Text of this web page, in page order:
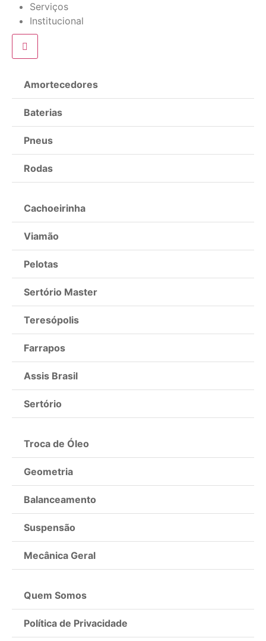
Serviços
Institucional
Amortecedores
Baterias
Pneus
Rodas
Cachoeirinha
Viamão
Pelotas
Sertório Master
Teresópolis
Farrapos
Assis Brasil
Sertório
Troca de Óleo
Geometria
Balanceamento
Suspensão
Mecânica Geral
Quem Somos
Política de Privacidade